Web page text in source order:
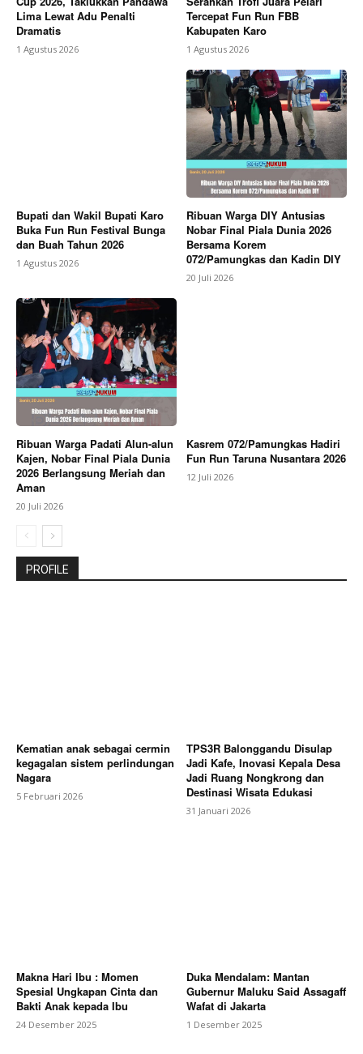
Lima Lewat Adu Penalti
Dramatis
1 Agustus 2026
Tercepat Fun Run FBB
Kabupaten Karo
1 Agustus 2026
Bupati dan Wakil Bupati Karo
Buka Fun Run Festival Bunga
dan Buah Tahun 2026
1 Agustus 2026
Ribuan Warga DIY Antusias
Nobar Final Piala Dunia 2026
Bersama Korem
072/Pamungkas dan Kadin DIY
20 Juli 2026
Ribuan Warga Padati Alun-alun
Kajen, Nobar Final Piala Dunia
2026 Berlangsung Meriah dan
Aman
20 Juli 2026
Kasrem 072/Pamungkas Hadiri
Fun Run Taruna Nusantara 2026
12 Juli 2026
PROFILE
Kematian anak sebagai cermin
kegagalan sistem perlindungan
Nagara
5 Februari 2026
TPS3R Balonggandu Disulap
Jadi Kafe, Inovasi Kepala Desa
Jadi Ruang Nongkrong dan
Destinasi Wisata Edukasi
31 Januari 2026
Makna Hari Ibu : Momen
Spesial Ungkapan Cinta dan
Bakti Anak kepada Ibu
24 Desember 2025
Duka Mendalam: Mantan
Gubernur Maluku Said Assagaff
Wafat di Jakarta
1 Desember 2025